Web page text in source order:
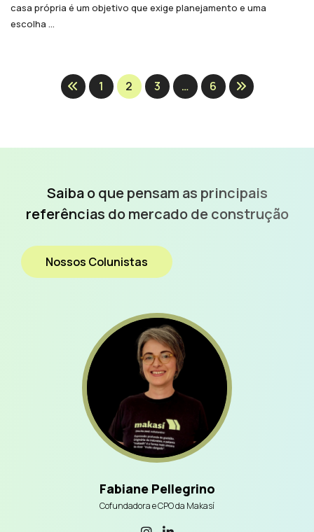
casa própria é um objetivo que exige planejamento e uma
escolha ...
1 2 3 … 6
Saiba o que pensam as principais
referências domercado de construção
Nossos Colunistas
Fabiane Pellegrino
Cofundadora e CPO da Makasí